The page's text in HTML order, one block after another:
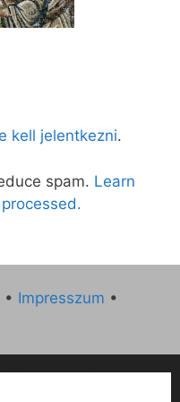
kell jelentkezni.
spam. Learn
• Impresszum •